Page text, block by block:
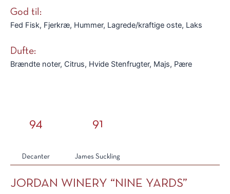
God til:
Fed Fisk, Fjerkræ, Hummer, Lagrede/kraftige oste, Laks
Dufte:
Brændte noter, Citrus, Hvide Stenfrugter, Majs, Pære
94
Decanter
91
James Suckling
JORDAN WINERY “NINE YARDS”